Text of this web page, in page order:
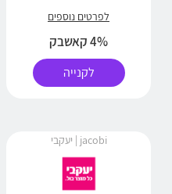
לפרטים נוספים
4% קאשבק
לקנייה
jacobi | יעקבי